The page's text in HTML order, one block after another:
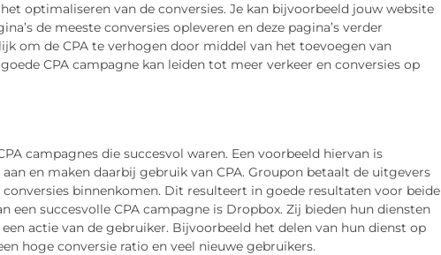
optimaliseren van de conversies. Je kan bijvoorbeeld jouw website
de meeste conversies opleveren en deze pagina’s verder
om de CPA te verhogen door middel van het toevoegen van
CPA campagne kan leiden tot meer verkeer en conversies op
campagnes die succesvol waren. Een voorbeeld hiervan is
en maken daarbij gebruik van CPA. Groupon betaalt de uitgevers
binnenkomen. Dit resulteert in goede resultaten voor beide
een succesvolle CPA campagne is Dropbox. Zij bieden hun diensten
actie van de gebruiker. Bijvoorbeeld het delen van hun dienst op
hoge conversie ratio en veel nieuwe gebruikers.